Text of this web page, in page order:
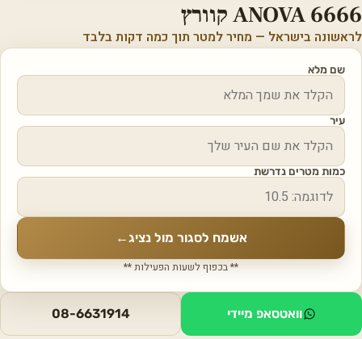
ANOVA 6666 קוורץ
לראשונה בישראל — מחיר למטר תוך כמה דקות בלבד
שם מלא
עיר
כמות מטרים נדרשת
אשמח לסגור מול נציג←
** בכפוף לשעות הפעילות **
וואטסאפ מיידי 08-6631914